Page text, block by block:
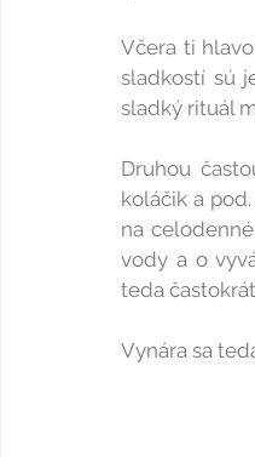
Včera ti
sladkostí sú
sladký rituál
Druhou
koláčik a
na
vody a o
teda
Vynára sa